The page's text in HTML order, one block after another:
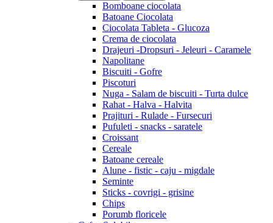
Bomboane ciocolata
Batoane Ciocolata
Ciocolata Tableta - Glucoza
Crema de ciocolata
Drajeuri -Dropsuri - Jeleuri - Caramele
Napolitane
Biscuiti - Gofre
Piscoturi
Nuga - Salam de biscuiti - Turta dulce
Rahat - Halva - Halvita
Prajituri - Rulade - Fursecuri
Pufuleti - snacks - saratele
Croissant
Cereale
Batoane cereale
Alune - fistic - caju - migdale
Seminte
Sticks - covrigi - grisine
Chips
Porumb floricele